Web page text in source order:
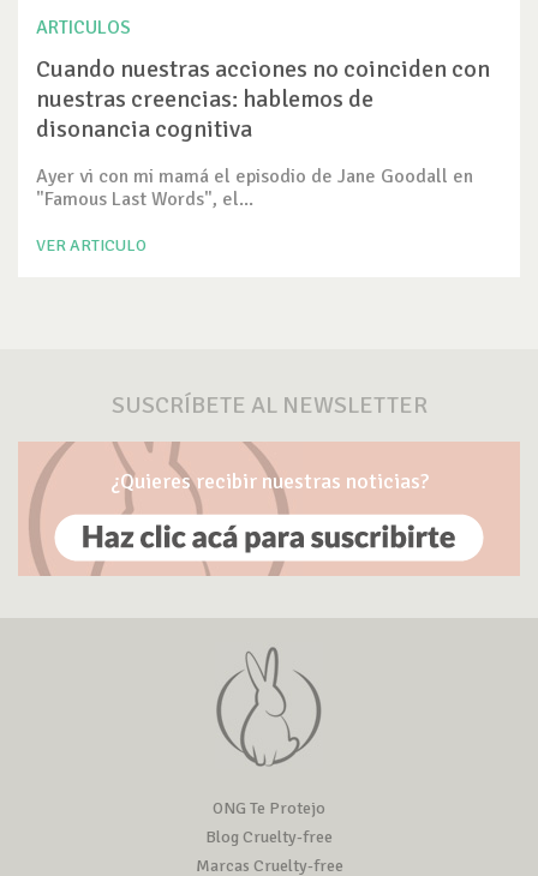
ARTICULOS
Cuando nuestras acciones no coinciden con
nuestras creencias: hablemos de
disonancia cognitiva
Ayer vi con mi mamá el episodio de Jane Goodall en
"Famous Last Words", el...
VER ARTICULO
SUSCRÍBETE AL NEWSLETTER
¿Quieres recibir nuestras noticias?
ONG Te Protejo
Blog Cruelty-free
Marcas Cruelty-free